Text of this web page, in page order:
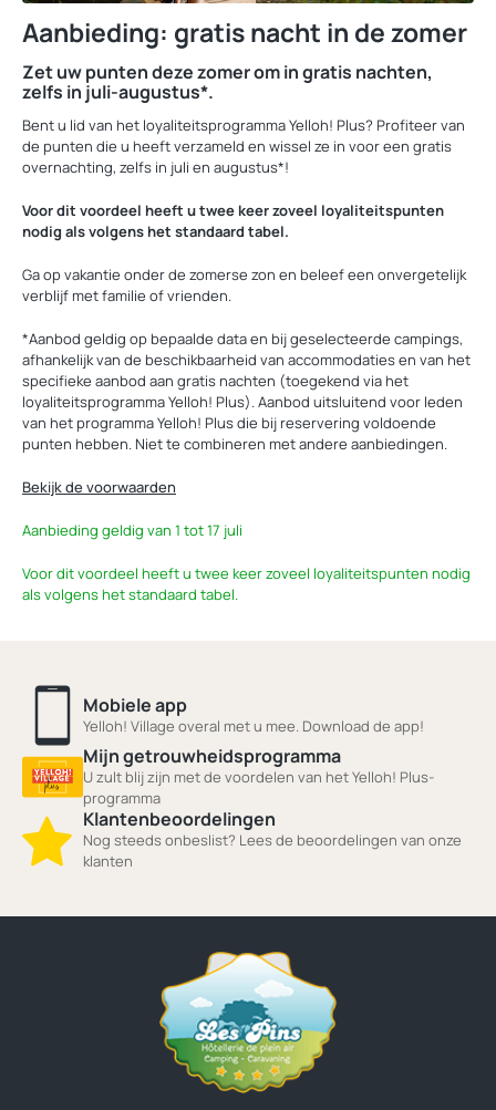
Aanbieding: gratis nacht in de zomer
Zet uw punten deze zomer om in gratis nachten,
zelfs in juli-augustus*.
Bent u lid van het loyaliteitsprogramma Yelloh! Plus? Profiteer van
de punten die u heeft verzameld en wissel ze in voor een gratis
overnachting, zelfs in juli en augustus*!
Voor dit voordeel heeft u twee keer zoveel loyaliteitspunten
nodig als volgens het standaard tabel.
Ga op vakantie onder de zomerse zon en beleef een onvergetelijk
verblijf met familie of vrienden.
*Aanbod geldig op bepaalde data en bij geselecteerde campings,
afhankelijk van de beschikbaarheid van accommodaties en van het
specifieke aanbod aan gratis nachten (toegekend via het
loyaliteitsprogramma Yelloh! Plus). Aanbod uitsluitend voor leden
van het programma Yelloh! Plus die bij reservering voldoende
punten hebben. Niet te combineren met andere aanbiedingen.
Bekijk de voorwaarden
Aanbieding geldig van 1 tot 17 juli
Voor dit voordeel heeft u twee keer zoveel loyaliteitspunten nodig
als volgens het standaard tabel.
Mobiele app
Yelloh! Village overal met u mee. Download de app!
Mijn getrouwheidsprogramma
U zult blij zijn met de voordelen van het Yelloh! Plus-
programma
Klantenbeoordelingen
Nog steeds onbeslist? Lees de beoordelingen van onze
klanten